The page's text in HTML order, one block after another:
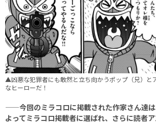
▲凶悪な犯罪者にも敢然と立ち向かうポップ（兄）と
なヒーローだ！
——今回のミラコロに掲載された作家さん達
よってミラコロ掲載者に選ばれ、さらに読者